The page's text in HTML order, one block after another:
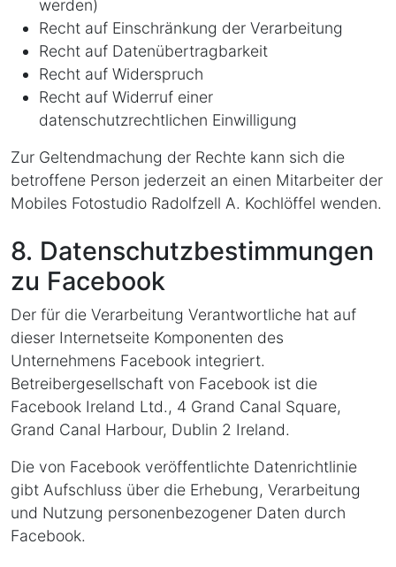
werden)
Recht auf Einschränkung der Verarbeitung
Recht auf Datenübertragbarkeit
Recht auf Widerspruch
Recht auf Widerruf einer
datenschutzrechtlichen Einwilligung
Zur Geltendmachung der Rechte kann sich die
betroffene Person jederzeit an einen Mitarbeiter der
Mobiles Fotostudio Radolfzell A. Kochlöffel wenden.
8. Datenschutzbestimmungen
zu Facebook
Der für die Verarbeitung Verantwortliche hat auf
dieser Internetseite Komponenten des
Unternehmens Facebook integriert.
Betreibergesellschaft von Facebook ist die
Facebook Ireland Ltd., 4 Grand Canal Square,
Grand Canal Harbour, Dublin 2 Ireland.
Die von Facebook veröffentlichte Datenrichtlinie
gibt Aufschluss über die Erhebung, Verarbeitung
und Nutzung personenbezogener Daten durch
Facebook.